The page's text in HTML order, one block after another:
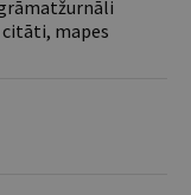
mapes